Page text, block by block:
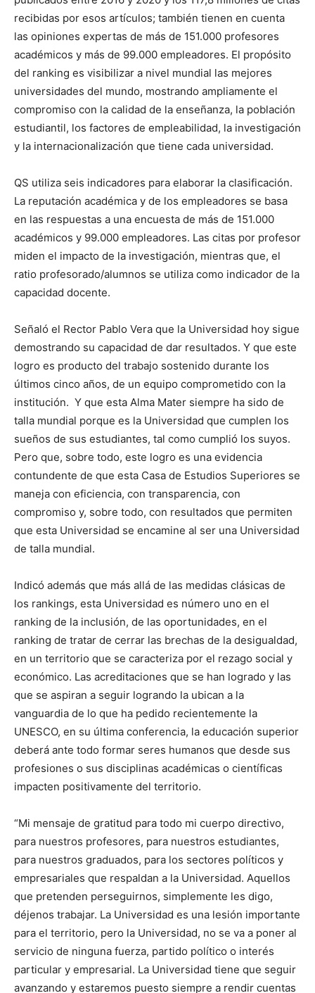
recibidas por esos artículos; también tienen en cuenta
las opiniones expertas de más de 151.000 profesores
académicos y más de 99.000 empleadores. El propósito
del ranking es visibilizar a nivel mundial las mejores
universidades del mundo, mostrando ampliamente el
compromiso con la calidad de la enseñanza, la población
estudiantil, los factores de empleabilidad, la investigación
y la internacionalización que tiene cada universidad.
QS utiliza seis indicadores para elaborar la clasificación.
La reputación académica y de los empleadores se basa
en las respuestas a una encuesta de más de 151.000
académicos y 99.000 empleadores. Las citas por profesor
miden el impacto de la investigación, mientras que, el
ratio profesorado/alumnos se utiliza como indicador de la
capacidad docente.
Señaló el Rector Pablo Vera que la Universidad hoy sigue
demostrando su capacidad de dar resultados. Y que este
logro es producto del trabajo sostenido durante los
últimos cinco años, de un equipo comprometido con la
institución. Y que esta Alma Mater siempre ha sido de
talla mundial porque es la Universidad que cumplen los
sueños de sus estudiantes, tal como cumplió los suyos.
Pero que, sobre todo, este logro es una evidencia
contundente de que esta Casa de Estudios Superiores se
maneja con eficiencia, con transparencia, con
compromiso y, sobre todo, con resultados que permiten
que esta Universidad se encamine al ser una Universidad
de talla mundial.
Indicó además que más allá de las medidas clásicas de
los rankings, esta Universidad es número uno en el
ranking de la inclusión, de las oportunidades, en el
ranking de tratar de cerrar las brechas de la desigualdad,
en un territorio que se caracteriza por el rezago social y
económico. Las acreditaciones que se han logrado y las
que se aspiran a seguir logrando la ubican a la
vanguardia de lo que ha pedido recientemente la
UNESCO, en su última conferencia, la educación superior
deberá ante todo formar seres humanos que desde sus
profesiones o sus disciplinas académicas o científicas
impacten positivamente del territorio.
“Mi mensaje de gratitud para todo mi cuerpo directivo,
para nuestros profesores, para nuestros estudiantes,
para nuestros graduados, para los sectores políticos y
empresariales que respaldan a la Universidad. Aquellos
que pretenden perseguirnos, simplemente les digo,
déjenos trabajar. La Universidad es una lesión importante
para el territorio, pero la Universidad, no se va a poner al
servicio de ninguna fuerza, partido político o interés
particular y empresarial. La Universidad tiene que seguir
avanzando y estaremos puesto siempre a rendir cuentas